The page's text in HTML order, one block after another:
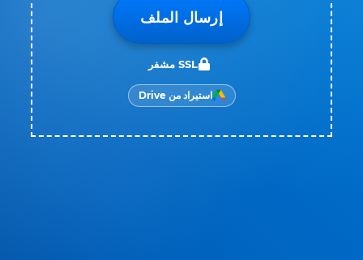
إرسال الملف
SSL مشفر
استيراد من Drive